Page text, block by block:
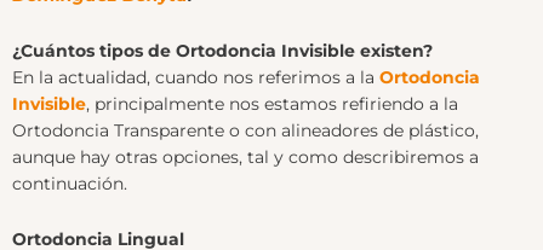
¿Cuántos tipos de Ortodoncia Invisible existen?
En la actualidad, cuando nos referimos a la Ortodoncia
Invisible, principalmente nos estamos refiriendo a la
Ortodoncia Transparente o con alineadores de plástico,
aunque hay otras opciones, tal y como describiremos a
continuación.
Ortodoncia Lingual